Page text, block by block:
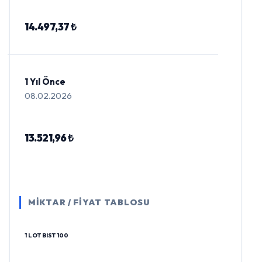
14.497,37 ₺
1 Yıl Önce
08.02.2026
13.521,96 ₺
MİKTAR / FİYAT TABLOSU
1 LOT BIST 100